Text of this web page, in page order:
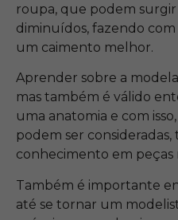
roupa, que podem
diminuídos, fazendo
um caimento melhor.
Aprender sobre a
mas também é válido
uma anatomia e com
podem ser
conhecimento em peças
Também é importante
até se tornar um